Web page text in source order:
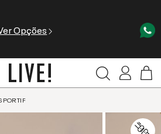
Opções